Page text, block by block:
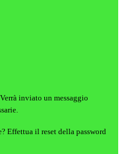
Verrà inviato un messaggio
Effettua il reset della password